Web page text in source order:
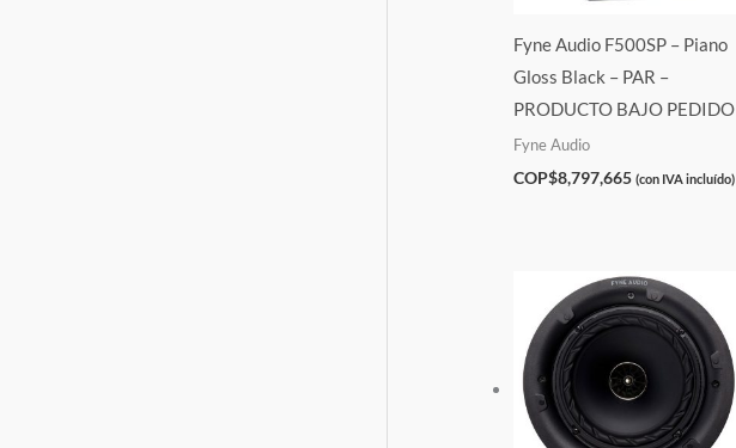
Fyne Audio F500SP – Piano
Gloss Black – PAR –
PRODUCTO BAJO PEDIDO
Fyne Audio
COP$8,797,665 (con IVA incluído)